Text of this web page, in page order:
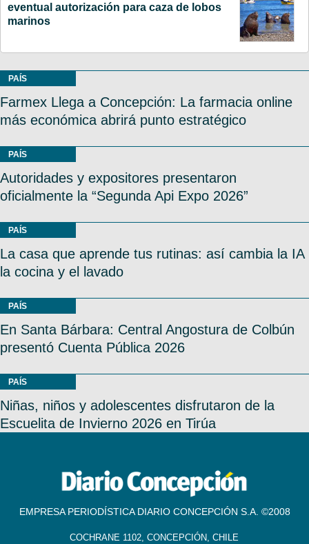
eventual autorización para caza de lobos
marinos
PAÍS
Farmex Llega a Concepción: La farmacia online
más económica abrirá punto estratégico
PAÍS
Autoridades y expositores presentaron
oficialmente la “Segunda Api Expo 2026”
PAÍS
La casa que aprende tus rutinas: así cambia la IA
la cocina y el lavado
PAÍS
En Santa Bárbara: Central Angostura de Colbún
presentó Cuenta Pública 2026
PAÍS
Niñas, niños y adolescentes disfrutaron de la
Escuelita de Invierno 2026 en Tirúa
EMPRESA PERIODÍSTICA DIARIO CONCEPCIÓN S.A. ©2008
COCHRANE 1102, CONCEPCIÓN, CHILE